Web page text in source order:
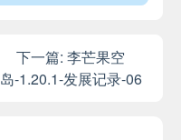
下一篇: 李芒果空
岛-1.20.1-发展记录-06